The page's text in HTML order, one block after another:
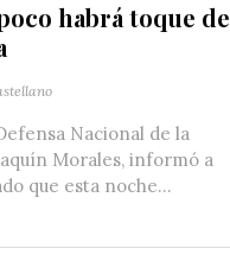
habrá toque de
Nacional de la
Morales, informó a
que esta noche...